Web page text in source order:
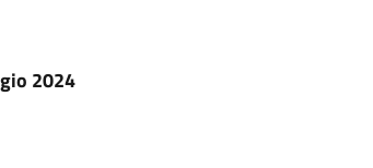
2024